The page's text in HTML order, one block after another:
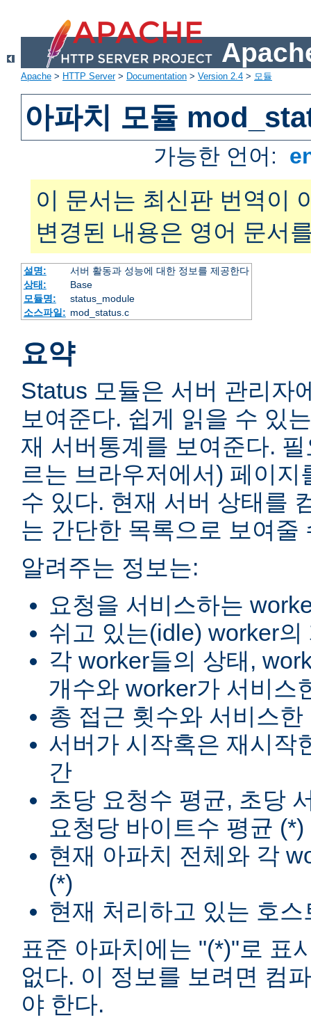
Apache > HTTP Server> Documentation > Version 2.4 > 모듈
아파치 모듈
가능한 언어:
이 문서는 최신판 번역이
변경된 내용은 영어 문서
설명:
서버 활동과 성능에 대한 정보를 제공한다
상태:
Base
모듈명:
status_module
소스파일: mod_status.c
요약
Status 모듈은 서버 관리자
보여준다. 쉽게 읽을 수 있
재 서버통계를 보여준다.
르는 브라우저에서) 페이지
수 있다. 현재 서버 상태를
는 간단한 목록으로 보여줄
알려주는 정보는:
요청을 서비스하는
쉬고 있는(idle) worker의
각 worker들의 상태,
개수와 worker가 서비스
총 접근 횟수와 서비스
서버가 시작혹은 재시작
간
초당 요청수 평균, 초당
요청당 바이트수 평균 (*)
현재 아파치 전체와 각
(*)
현재 처리하고 있는 호
표준 아파치에는 "(*)"로 표
없다. 이 정보를 보려면 컴
야 한다.